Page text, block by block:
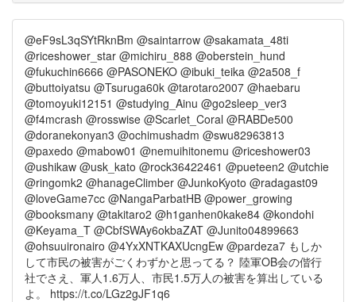
@eF9sL3qSYtRknBm @saintarrow @sakamata_48ti
@riceshower_star @michiru_888 @oberstein_hund
@fukuchin6666 @PASONEKO @ibuki_teika @2a508_f
@buttoiyatsu @Tsuruga60k @tarotaro2007 @haebaru
@tomoyuki12151 @studying_Ainu @go2sleep_ver3
@f4mcrash @rosswise @Scarlet_Coral @RABDe500
@doranekonyan3 @ochimushadm @swu82963813
@paxedo @mabow01 @nemuihitonemu @riceshower03
@ushikaw @usk_kato @rock36422461 @pueteen2 @utchie
@ringomk2 @hanageClimber @JunkoKyoto @radagast09
@loveGame7cc @NangaParbatHB @power_growing
@booksmany @takitaro2 @h1ganhen0kake84 @kondohi
@Keyama_T @CbfSWAy6okbaZAT @Junito04899663
@ohsuuironairo @4YxXNTKAXUcngEw @pardeza7 もしか
して市民の被害がごくわずかと思ってる？ 陸軍OB会の偕行
社でさえ、軍人1.6万人、市民1.5万人の被害を算出している
よ。 https://t.co/LGz2gJF1q6